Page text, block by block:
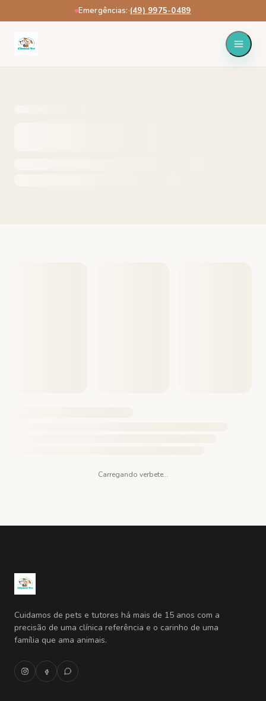
Emergências:·(49) 9975-0489
Carregando verbete...
Cuidamos de pets e tutores há mais de 15 anos com a
precisão de uma clínica referência e o carinho de uma
família que ama animais.